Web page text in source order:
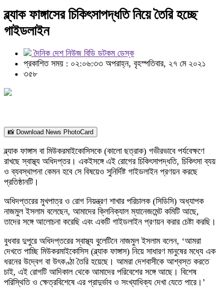
ব্ল্যাক ফাঙ্গাসের চিকিৎসাপদ্ধতি নিয়ে তৈরি হচ্ছে
গাইডলাইন
দৈনিক দেশ নিউজ বিডি ডটকম ডেস্ক
প্রকাশিত সময় : ০২:০৬:৩৩ অপরাহ্ন, বৃহস্পতিবার, ২৭ মে ২০২১
৩৫৮
📸 Download News PhotoCard
ব্ল্যাক ফাঙ্গাস বা মিউকরমাইকোসিসকে (কালো ছত্রাক) গভীরভাবে পর্যবেক্ষণে
রাখছে স্বাস্থ্য অধিদপ্তর। একইসঙ্গে এই রোগের চিকিৎসাপদ্ধতি, চিকিৎসা ব্যয়
ও ব্যবস্থাপনা কেমন হবে সে বিষয়েও সুনির্দিষ্ট গাইডলাইন প্রণয়ন করছে
প্রতিষ্ঠানটি।
অধিদপ্তরের মুখপাত্র ও রোগ নিয়ন্ত্রণ শাখার পরিচালক (সিডিসি) অধ্যাপক
নাজমুল ইসলাম বলেছেন, আমাদের ক্লিনিক্যাল ম্যানেজমেন্ট কমিটি আছে,
তাদের সঙ্গে আলোচনা করেছি এবং একটি গাইডলাইন প্রণয়ন করার চেষ্টা করছি।
বুধবার দুপুরে অধিদপ্তরের স্বাস্থ্য বুলেটিনে নাজমুল ইসলাম বলেন, ‘আমরা
দেখতে পাচ্ছি মিউকরমাইকোসিস (ব্ল্যাক ফাঙ্গাস) নিয়ে সাধারণ মানুষের মধ্যে এক
ধরনের উদ্বেগ বা উৎকণ্ঠা তৈরি হয়েছে। আমরা দেশবাসীকে আশ্বস্ত করতে
চাই, এই রোগটি আদিকাল থেকে আমাদের পরিবেশের সঙ্গে আছে। বিশেষ
পরিস্থিতি ও ক্ষেত্রবিশেষে এর প্রাদুর্ভাব ও সংখ্যাধিক্য দেখা যেতে পারে।’